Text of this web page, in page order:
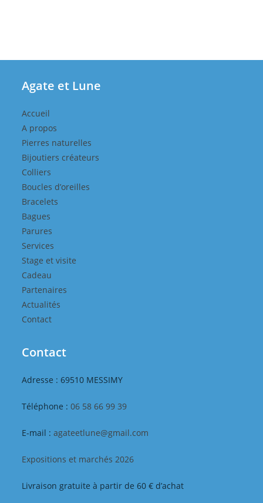
Agate et Lune
Accueil
A propos
Pierres naturelles
Bijoutiers créateurs
Colliers
Boucles d’oreilles
Bracelets
Bagues
Parures
Services
Stage et visite
Cadeau
Partenaires
Actualités
Contact
Contact
Adresse : 69510 MESSIMY
Téléphone :06 58 66 99 39
E-mail :agateetlune@gmail.com
Expositions et marchés 2026
Livraison gratuite à partir de 60 € d’achat